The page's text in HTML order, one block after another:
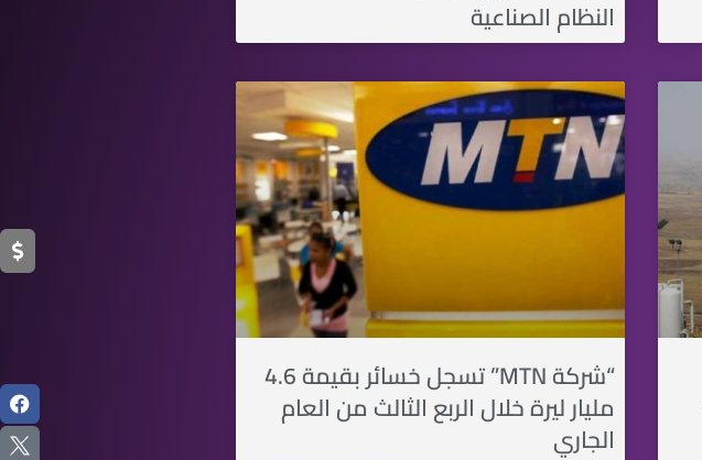
النظام الصناعية
“شركة MTN” تسجل خسائر بقيمة 4.6
مليار ليرة خلال الربع الثالث من العام
الجاري